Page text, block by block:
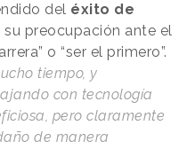
del éxito de
preocupación ante el
o “ser el primero”.
tiempo, y
con tecnología
pero claramente
de manera